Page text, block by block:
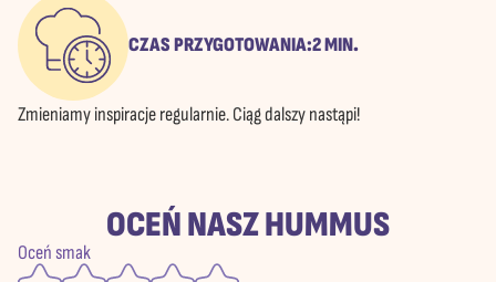
CZAS PRZYGOTOWANIA:2 MIN.
Zmieniamy inspiracje regularnie. Ciąg dalszy nastąpi!
OCEŃ NASZ HUMMUS
Oceń smak